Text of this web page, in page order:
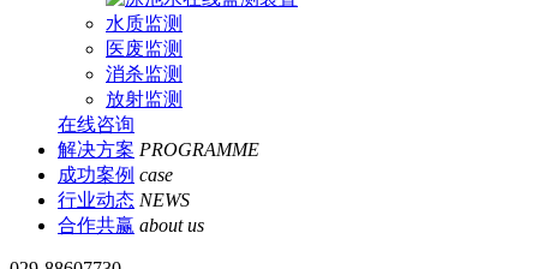
水质监测
医废监测
消杀监测
放射监测
在线咨询
解决方案 PROGRAMME
成功案例 case
行业动态 NEWS
合作共赢 about us